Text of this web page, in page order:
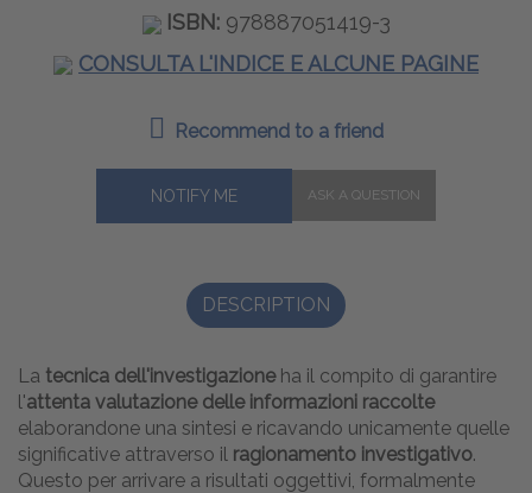
ISBN: 978887051419-3
CONSULTA L'INDICE E ALCUNE PAGINE
Recommend to a friend
NOTIFY ME
DESCRIPTION
La tecnica dell'investigazioneha il compito di garantire
l'attenta valutazione delle informazioni raccolte
elaborandone una sintesi e ricavando unicamente quelle
significative attraverso il ragionamento investigativo.
Questo per arrivare a risultati oggettivi, formalmente